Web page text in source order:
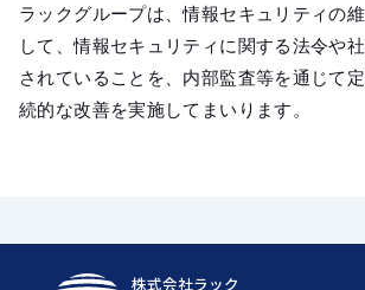
ラックグループは、情報セキュリティの
して、情報セキュリティに関する法令や
されていることを、内部監査等を通じて
続的な改善を実施してまいります。
株式会社ラック